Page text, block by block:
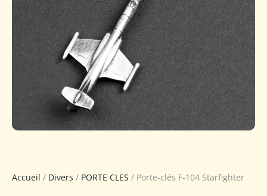
Accueil / Divers / PORTE CLES / Porte-clés F-104 Starfighter